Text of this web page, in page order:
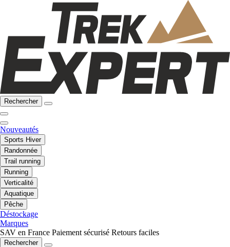
Rechercher
Nouveautés
Sports Hiver
Randonnée
Trail running
Running
Verticalité
Aquatique
Pêche
Déstockage
Marques
SAV en France Paiement sécurisé Retours faciles
Rechercher